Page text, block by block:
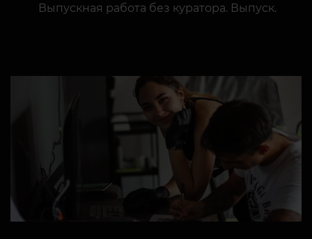
Выпускная работа без куратора. Выпуск.